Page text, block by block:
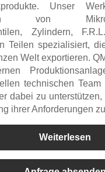
Unser
von
Zylindern,
Teilen spezialisiert,
Welt exportieren.
technischen Team
dabei zu
ihrer Anforderungen
Weiterlesen